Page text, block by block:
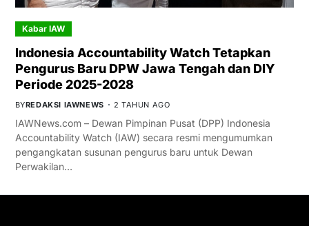
Kabar IAW
Indonesia Accountability Watch Tetapkan
Pengurus Baru DPW Jawa Tengah dan DIY
Periode 2025-2028
BYREDAKSI IAWNEWS 2 TAHUN AGO
IAWNews.com – Dewan Pimpinan Pusat (DPP) Indonesia
Accountability Watch (IAW) secara resmi mengumumkan
pengangkatan susunan pengurus baru untuk Dewan
Perwakilan…